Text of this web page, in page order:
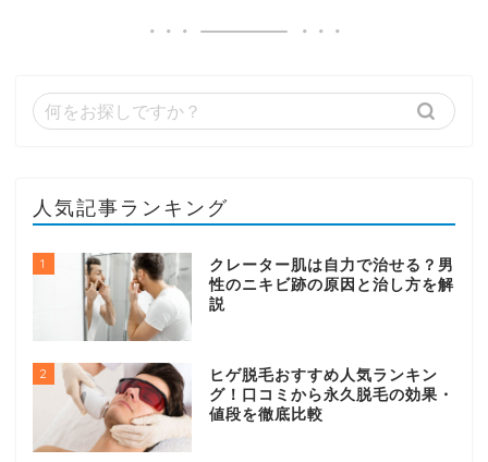
人気記事ランキング
1
クレーター肌は自力で治せる？男
性のニキビ跡の原因と治し方を解
説
2
ヒゲ脱毛おすすめ人気ランキン
グ！口コミから永久脱毛の効果・
値段を徹底比較